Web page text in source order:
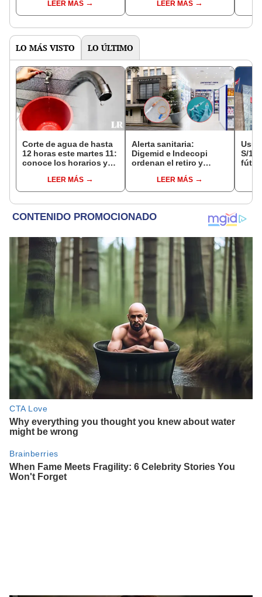
un edificioLEER MÁS
perritaLEER MÁS
LO MÁS VISTO LO ÚLTIMO
Corte de agua de hasta
12 horas este martes 11:
conoce los horarios y
Miraflores, SJL, Los
Olivos y más
LEER MÁS
Alerta sanitaria:
Digemid e Indecopi
ordenan el retiro y
productos médicos
contra el cáncer por
LEER MÁS
S/